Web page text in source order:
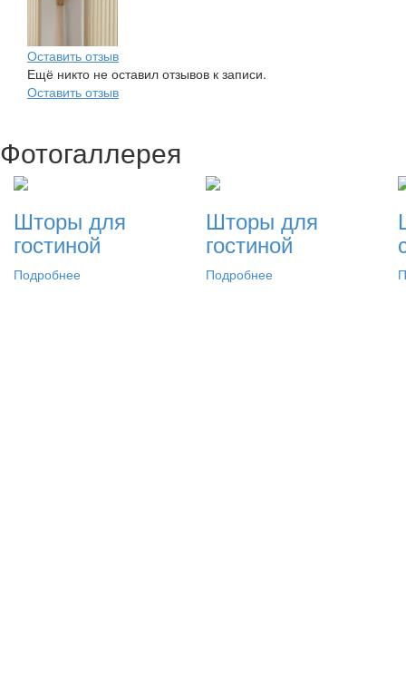
Оставить отзыв
Ещё никто не оставил отзывов к записи.
Оставить отзыв
Фотогаллерея
Шторы для
гостиной
Подробнее
Шторы для
гостиной
Подробнее